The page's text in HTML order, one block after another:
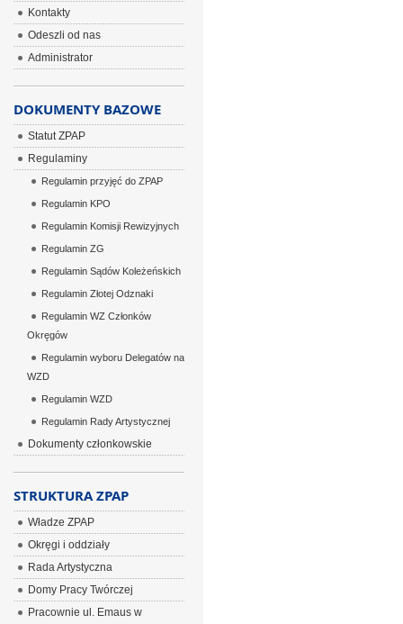
Kontakty
Odeszli od nas
Administrator
DOKUMENTY BAZOWE
Statut ZPAP
Regulaminy
Regulamin przyjęć do ZPAP
Regulamin KPO
Regulamin Komisji Rewizyjnych
Regulamin ZG
Regulamin Sądów Koleżeńskich
Regulamin Złotej Odznaki
Regulamin WZ Członków
Okręgów
Regulamin wyboru Delegatów na
WZD
Regulamin WZD
Regulamin Rady Artystycznej
Dokumenty członkowskie
STRUKTURA ZPAP
Władze ZPAP
Okręgi i oddziały
Rada Artystyczna
Domy Pracy Twórczej
Pracownie ul. Emaus w